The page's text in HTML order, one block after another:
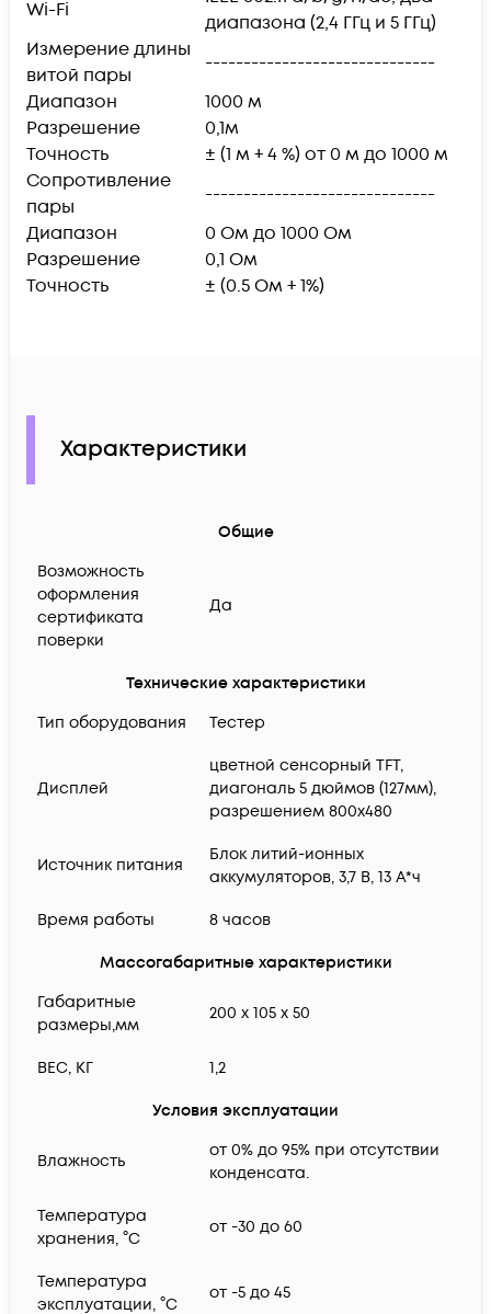
Wi-Fi
диапазона (2,4 ГГц и 5 ГГц)
Измерение длины
витой пары
------------------------------
Диапазон
1000 м
Разрешение
0,1м
Точность
± (1 м + 4 %) от 0 м до 1000 м
Сопротивление
пары
------------------------------
Диапазон
0 Ом до 1000 Ом
Разрешение
0,1 Ом
Точность
± (0.5 Ом + 1%)
Характеристики
Общие
Возможность
оформления
сертификата
поверки
Да
Технические характеристики
Тип оборудования
Тестер
Дисплей
цветной сенсорный TFT,
диагональ 5 дюймов (127мм),
разрешением 800х480
Источник питания
Блок литий-ионных
аккумуляторов, 3,7 В, 13 А*ч
Время работы 8 часов
Массогабаритные характеристики
Габаритные
размеры,мм
200 x 105 x 50
ВЕС, КГ 1,2
Условия эксплуатации
Влажность
от 0% до 95% при отсутствии
конденсата.
Температура
хранения, °C
от -30 до 60
Температура
эксплуатации, °C
от -5 до 45